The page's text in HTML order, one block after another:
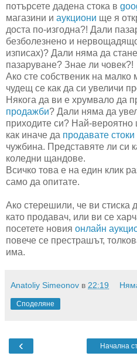
потърсете дадена стока в
магазини и аукциони ще я
доста по-изгодна?! Дали
безболезнено и
изписах)? Дали няма да
пазаруване? Знае ли човек?!
Ако сте собственик на малко
чудещ се как да си увеличи
Някога да ви е хрумвало да
продажби? Дали няма да
приходите си? Най-
как иначе да продавате стоки
чужбина. Представяте ли си
коледни щандове.
Всичко това е на един клик
само да опитате.
Ако стерешили, че ви стиска
като продавач, или ви се
посетете новия онлайн
повече се престрашът,
има.
Anatoliy Simeonov в 22:19
Споделяне
‹ Начална